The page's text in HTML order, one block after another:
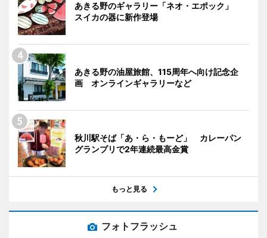
あきる野のギャラリー「ネオ・エポック」
スイカの器に新作登場
あきる野の油屋旅館、115周年へ向け記念企
画 オンラインギャラリーなど
秋川駅そば「あ・ら・もーど」 カレーパン
グランプリで2年連続最高金賞
もっと見る
フォトフラッシュ